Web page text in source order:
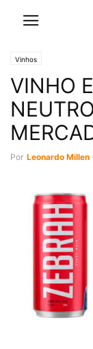
Vinhos
VINHO
Por Leonardo Millen